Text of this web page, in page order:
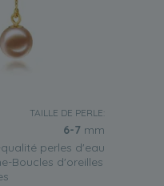
TAILLE DE PERLE:
6-7 mm
perles d'eau
Boucles d'oreilles